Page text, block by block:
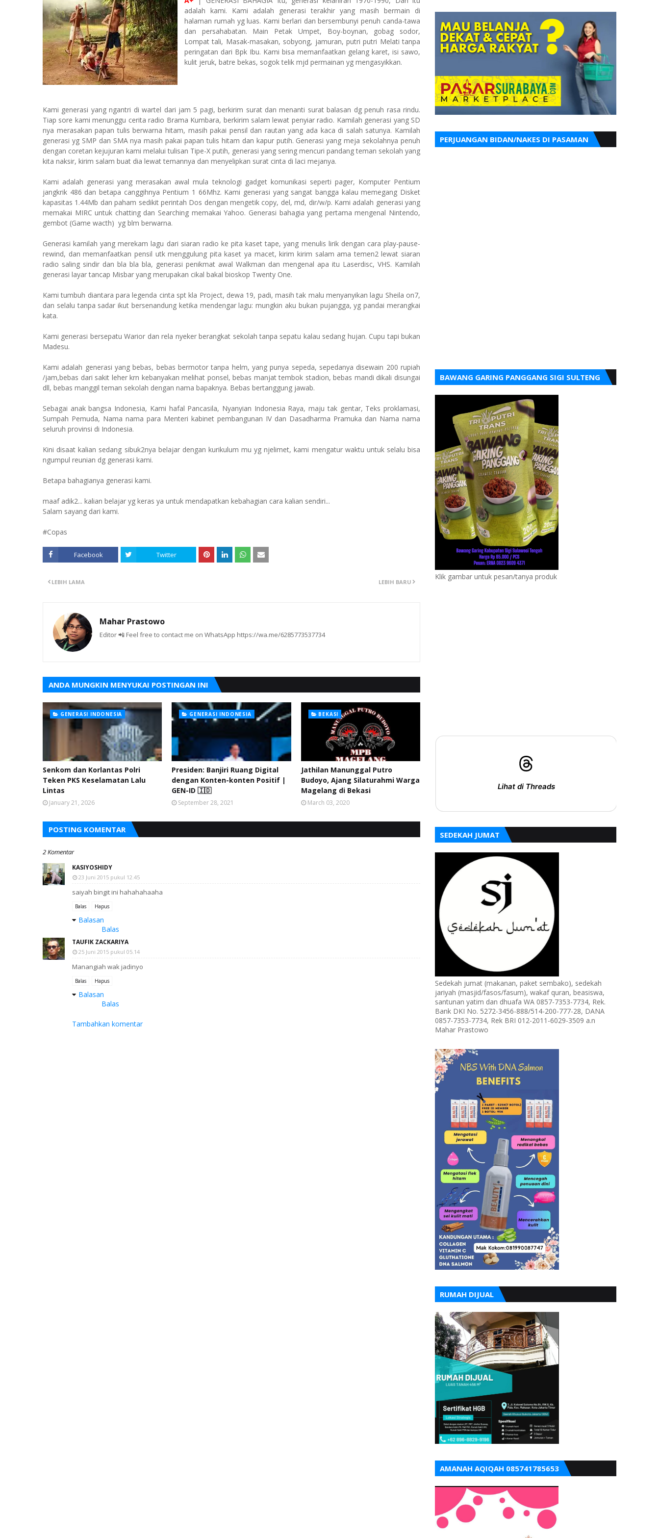
adalah kami. Kami adalah generasi terakhir yang masih bermain di
halaman rumah yg luas. Kami berlari dan bersembunyi penuh canda-tawa
dan persahabatan. Main Petak Umpet, Boy-boynan, gobag sodor,
Lompat tali, Masak-masakan, sobyong, jamuran, putri putri Melati tanpa
peringatan dari Bpk Ibu. Kami bisa memanfaatkan gelang karet, isi sawo,
kulit jeruk, batre bekas, sogok telik mjd permainan yg mengasyikkan.
Kami generasi yang ngantri di wartel dari jam 5 pagi, berkirim surat dan menanti surat balasan dg penuh rasa rindu.
Tiap sore kami menunggu cerita radio Brama Kumbara, berkirim salam lewat penyiar radio. Kamilah generasi yang SD
nya merasakan papan tulis berwarna hitam, masih pakai pensil dan rautan yang ada kaca di salah satunya. Kamilah
generasi yg SMP dan SMA nya masih pakai papan tulis hitam dan kapur putih. Generasi yang meja sekolahnya penuh
dengan coretan kejujuran kami melalui tulisan Tipe-X putih, generasi yang sering mencuri pandang teman sekolah yang
kita naksir, kirim salam buat dia lewat temannya dan menyelipkan surat cinta di laci mejanya.
Kami adalah generasi yang merasakan awal mula teknologi gadget komunikasi seperti pager, Komputer Pentium
jangkrik 486 dan betapa canggihnya Pentium 1 66Mhz. Kami generasi yang sangat bangga kalau memegang Disket
kapasitas 1.44Mb dan paham sedikit perintah Dos dengan mengetik copy, del, md, dir/w/p. Kami adalah generasi yang
memakai MIRC untuk chatting dan Searching memakai Yahoo. Generasi bahagia yang pertama mengenal Nintendo,
gembot (Game wacth) yg blm berwarna.
Generasi kamilah yang merekam lagu dari siaran radio ke pita kaset tape, yang menulis lirik dengan cara play-pause-
rewind, dan memanfaatkan pensil utk menggulung pita kaset ya macet, kirim kirim salam ama temen2 lewat siaran
radio saling sindir dan bla bla bla, generasi penikmat awal Walkman dan mengenal apa itu Laserdisc, VHS. Kamilah
generasi layar tancap Misbar yang merupakan cikal bakal bioskop Twenty One.
Kami tumbuh diantara para legenda cinta spt kla Project, dewa 19, padi, masih tak malu menyanyikan lagu Sheila on7,
dan selalu tanpa sadar ikut bersenandung ketika mendengar lagu: mungkin aku bukan pujangga, yg pandai merangkai
kata.
Kami generasi bersepatu Warior dan rela nyeker berangkat sekolah tanpa sepatu kalau sedang hujan. Cupu tapi bukan
Madesu.
Kami adalah generasi yang bebas, bebas bermotor tanpa helm, yang punya sepeda, sepedanya disewain 200 rupiah
/jam,bebas dari sakit leher krn kebanyakan melihat ponsel, bebas manjat tembok stadion, bebas mandi dikali disungai
dll, bebas manggil teman sekolah dengan nama bapaknya. Bebas bertanggung jawab.
Sebagai anak bangsa Indonesia, Kami hafal Pancasila, Nyanyian Indonesia Raya, maju tak gentar, Teks proklamasi,
Sumpah Pemuda, Nama nama para Menteri kabinet pembangunan IV dan Dasadharma Pramuka dan Nama nama
seluruh provinsi di Indonesia.
Kini disaat kalian sedang sibuk2nya belajar dengan kurikulum mu yg njelimet, kami mengatur waktu untuk selalu bisa
ngumpul reunian dg generasi kami.
Betapa bahagianya generasi kami.
maaf adik2... kalian belajar yg keras ya untuk mendapatkan kebahagian cara kalian sendiri...
Salam sayang dari kami.
#Copas
Facebook Twitter
LEBIH BARU
LEBIH LAMA
Mahar Prastowo
Editor 📲 Feel free to contact me on WhatsApp https://wa.me/6285773537734
ANDA MUNGKIN MENYUKAI POSTINGAN INI
GENERASI INDONESIA
Senkom dan Korlantas Polri
Teken PKS Keselamatan Lalu
Lintas
January 21, 2026
GENERASI INDONESIA
Presiden: Banjiri Ruang Digital
dengan Konten-konten Positif |
GEN-ID 🇮🇩
September 28, 2021
BEKASI
Jathilan Manunggal Putro
Budoyo, Ajang Silaturahmi Warga
Magelang di Bekasi
March 03, 2020
POSTING KOMENTAR
2 Komentar
KASIYOSHIDY
23 Juni 2015 pukul 12.45
saiyah bingit ini hahahahaaha
Balas Hapus
Balasan
Balas
TAUFIK ZACKARIYA
25 Juni 2015 pukul 05.14
Manangiah wak jadinyo
Balas Hapus
Balasan
Balas
Tambahkan komentar
PERJUANGAN BIDAN/NAKES DI PASAMAN
BAWANG GARING PANGGANG SIGI SULTENG
Klik gambar untuk pesan/tanya produk
Lihat di Threads
SEDEKAH JUMAT
Sedekah jumat (makanan, paket sembako), sedekah
jariyah (masjid/fasos/fasum), wakaf quran, beasiswa,
santunan yatim dan dhuafa WA 0857-7353-7734, Rek.
Bank DKI No. 5272-3456-888/514-200-777-28, DANA
0857-7353-7734, Rek BRI 012-2011-6029-3509 a.n
Mahar Prastowo
RUMAH DIJUAL
AMANAH AQIQAH 085741785653